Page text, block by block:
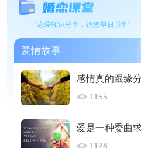
“恋爱知识分享，祝您早日脱单”
爱情故事
感情真的跟缘
1155
爱是一种委曲
1128